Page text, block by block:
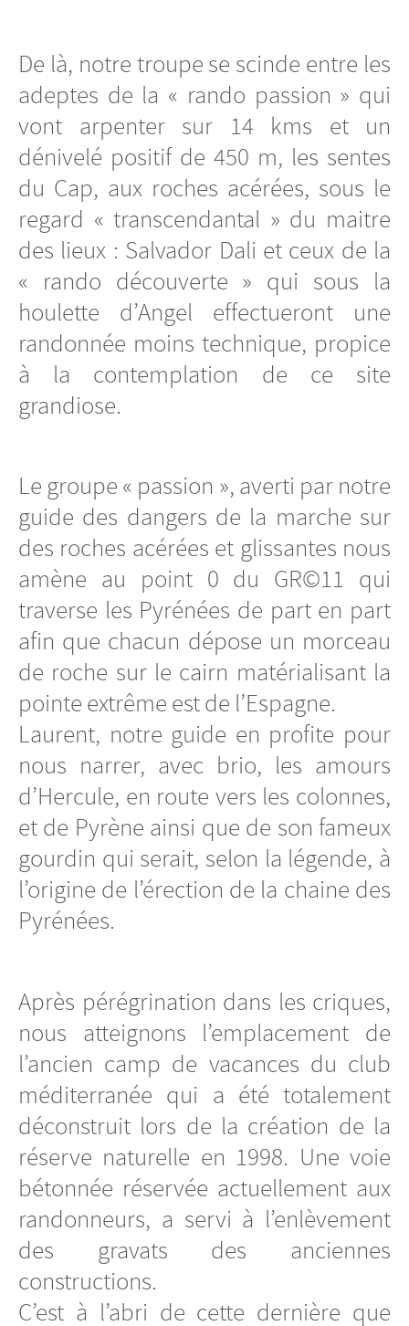
De là, notre troupe se scinde entre les
adeptes de la « rando passion » qui
vont arpenter sur 14 kms et un
dénivelé positif de 450 m, les sentes
du Cap, aux roches acérées, sous le
regard « transcendantal » du maitre
des lieux : Salvador Dali et ceux de la
« rando découverte » qui sous la
houlette d’Angel effectueront une
randonnée moins technique, propice
à la contemplation de ce site
grandiose.
Le groupe « passion », averti par notre
guide des dangers de la marche sur
des roches acérées et glissantes nous
amène au point 0 du GR©11 qui
traverse les Pyrénées de part en part
afin que chacun dépose un morceau
de roche sur le cairn matérialisant la
pointe extrême est de l’Espagne.
Laurent, notre guide en profite pour
nous narrer, avec brio, les amours
d’Hercule, en route vers les colonnes,
et de Pyrène ainsi que de son fameux
gourdin qui serait, selon la légende, à
l’origine de l’érection de la chaine des
Pyrénées.
Après pérégrination dans les criques,
nous atteignons l’emplacement de
l’ancien camp de vacances du club
méditerranée qui a été totalement
déconstruit lors de la création de la
réserve naturelle en 1998. Une voie
bétonnée réservée actuellement aux
randonneurs, a servi à l’enlèvement
des gravats des anciennes
constructions.
C’est à l’abri de cette dernière que